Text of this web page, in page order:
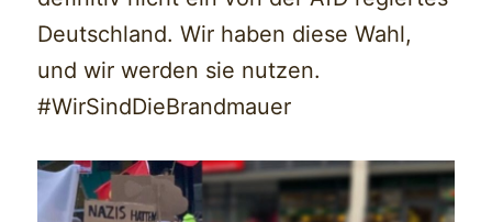
Deutschland. Wir haben diese Wahl,
und wir werden sie nutzen.
#WirSindDieBrandmauer